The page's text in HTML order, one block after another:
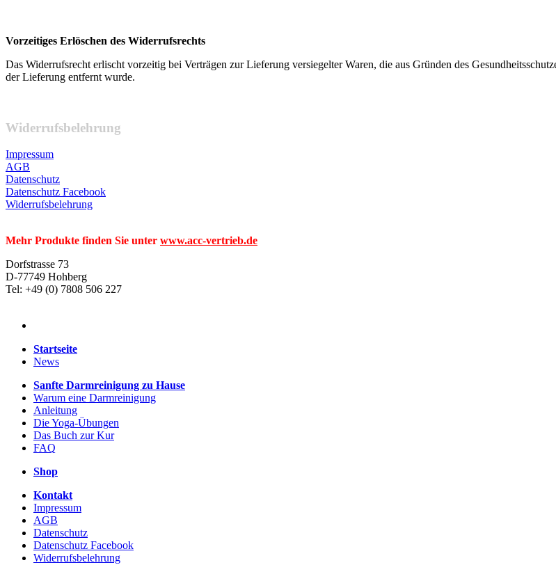
Vorzeitiges Erlöschen des Widerrufsrechts
Das Widerrufsrecht erlischt vorzeitig bei Verträgen zur Lieferung versiegelter Waren, die aus Gründen des
der Lieferung entfernt wurde.
Widerrufsbelehrung
Impressum
AGB
Datenschutz
Datenschutz Facebook
Widerrufsbelehrung
Mehr Produkte finden Sie unter www.acc-vertrieb.de
Dorfstrasse 73
D-77749 Hohberg
Tel: +49 (0) 7808 506 227
Startseite
News
Sanfte Darmreinigung zu Hause
Warum eine Darmreinigung
Anleitung
Die Yoga-Übungen
Das Buch zur Kur
FAQ
Shop
Kontakt
Impressum
AGB
Datenschutz
Datenschutz Facebook
Widerrufsbelehrung